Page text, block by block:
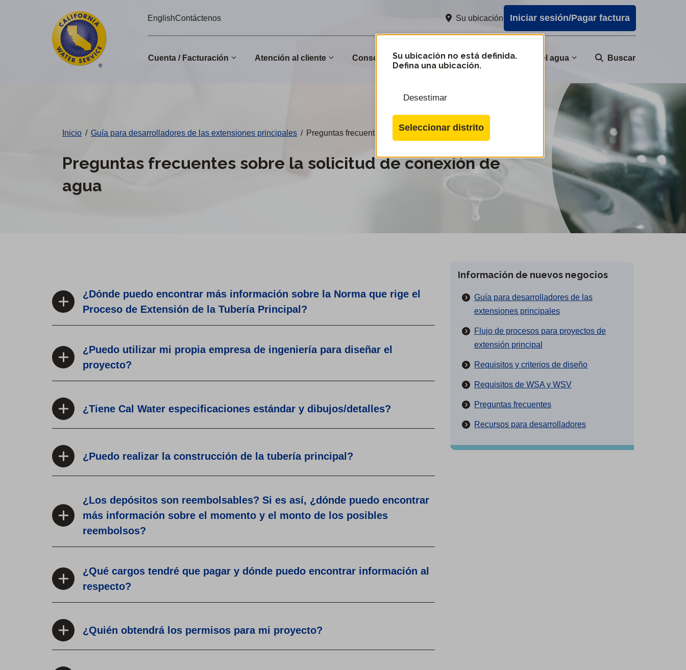
EnglishContáctenos Su ubicación Iniciar sesión/Pagar factura
Cuenta / Facturación Atención al cliente Conservación Comunidad Calidad del agua Buscar
Su ubicación no está definida.
Defina una ubicación.
Desestimar
Seleccionar distrito
Inicio / Guía para desarrolladores de las extensiones principales / Preguntas frecuentes sobre la solicitud de conexión de agua
Preguntas frecuentes sobre la solicitud de conexión de
agua
¿Dónde puedo encontrar más información sobre la Norma que rige el
Proceso de Extensión de la Tubería Principal?
¿Puedo utilizar mi propia empresa de ingeniería para diseñar el
proyecto?
¿Tiene Cal Water especificaciones estándar y dibujos/detalles?
¿Puedo realizar la construcción de la tubería principal?
¿Los depósitos son reembolsables? Si es así, ¿dónde puedo encontrar
más información sobre el momento y el monto de los posibles
reembolsos?
¿Qué cargos tendré que pagar y dónde puedo encontrar información al
respecto?
¿Quién obtendrá los permisos para mi proyecto?
Información de nuevos negocios
Guía para desarrolladores de las
extensiones principales
Flujo de procesos para proyectos de
extensión principal
Requisitos y criterios de diseño
Requisitos de WSA y WSV
Preguntas frecuentes
Recursos para desarrolladores